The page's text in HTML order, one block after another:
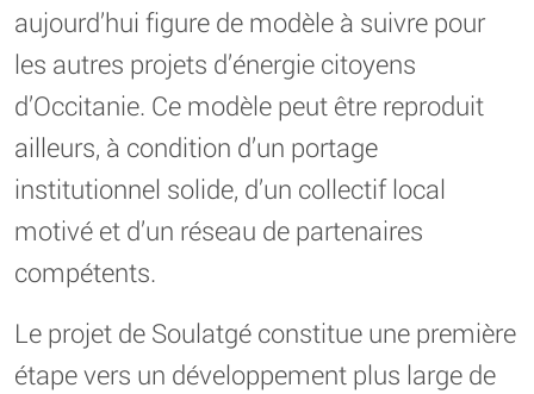
aujourd’hui figure de modèle à suivre pour
les autres projets d’énergie citoyens
d’Occitanie. Ce modèle peut être reproduit
ailleurs, à condition d’un portage
institutionnel solide, d’un collectif local
motivé et d’un réseau de partenaires
compétents.
Le projet de Soulatgé constitue une première
étape vers un développement plus large de